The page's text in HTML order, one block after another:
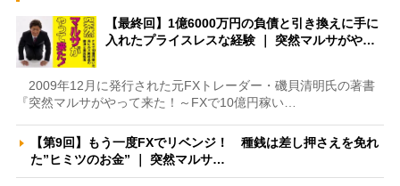
【最終回】1億6000万円の負債と引き換えに手に
入れたプライスレスな経験 ｜ 突然マルサがや…
2009年12月に発行された元FXトレーダー・磯貝清明氏の著書
『突然マルサがやって来た！～FXで10億円稼い…
【第9回】もう一度FXでリベンジ！ 種銭は差し押さえを免れ
た”ヒミツのお金” ｜ 突然マルサ…